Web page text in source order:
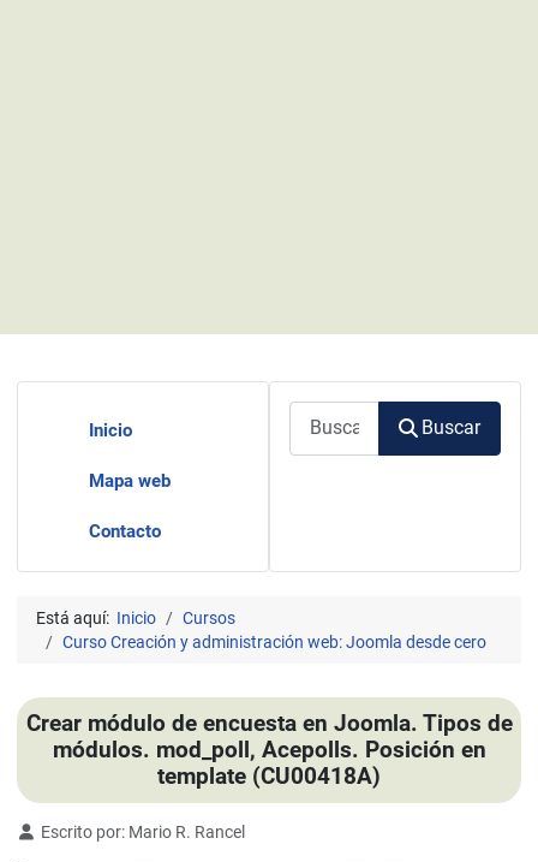
Inicio
Mapa web
Contacto
Buscar
Está aquí: Inicio
Cursos
Curso Creación y administración web: Joomla desde cero
Crear módulo de encuesta en Joomla. Tipos de
módulos. mod_poll, Acepolls. Posición en
template (CU00418A)
Detalles
Escrito por: Mario R. Rancel